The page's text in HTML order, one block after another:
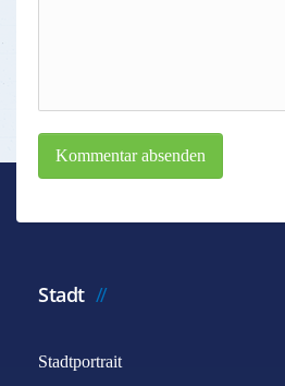
Kommentar absenden
Stadt
Stadtportrait